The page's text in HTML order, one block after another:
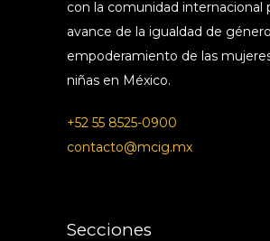
con la comunidad internacional
avance de la igualdad de
empoderamiento de las
niñas en México.
+52 55 8525-0900
contacto@mcig.mx
Secciones